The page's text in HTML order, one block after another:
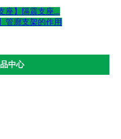
座】隔震支座...
管廊支架的作用
中心